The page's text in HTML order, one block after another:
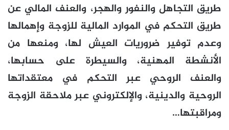
طريق التجاهل والنفور والهجر، والعنف المالي عن
طريق التحكم في الموارد المالية للزوجة وإهمالها
وعدم توفير ضروريات العيش لها، ومنعها من
الأنشطة المهنية، والسيطرة على حسابها،
والعنف الروحي عبر التحكم في معتقداتها
الروحية والدينية، والإلكتروني عبر ملاحقة الزوجة
ومراقبتها…